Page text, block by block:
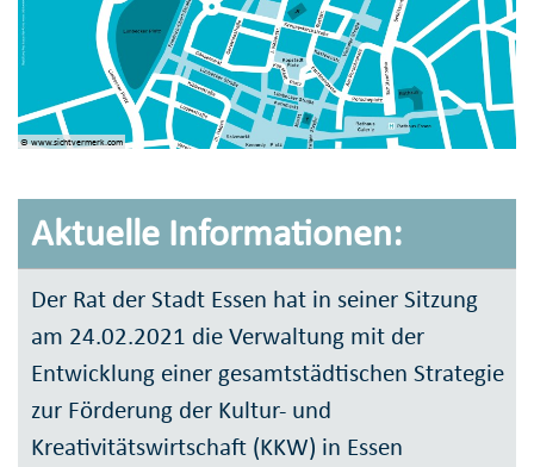
© www.sichtvermerk.com
Aktuelle Informationen:
Der Rat der Stadt Essen hat in seiner Sitzung
am 24.02.2021 die Verwaltung mit der
Entwicklung einer gesamtstädtischen Strategie
zur Förderung der Kultur- und
Kreativitätswirtschaft (KKW) in Essen